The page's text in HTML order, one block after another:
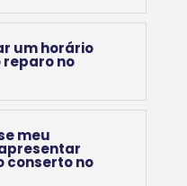
um horário
no
meu
conserto no